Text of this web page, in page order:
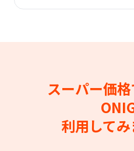
スーパー価
利用して